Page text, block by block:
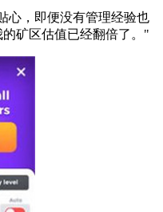
心，即便没有管理经验也
矿区估值已经翻倍了。"